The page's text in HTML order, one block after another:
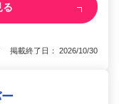
る
掲載終了日： 2026/10/30